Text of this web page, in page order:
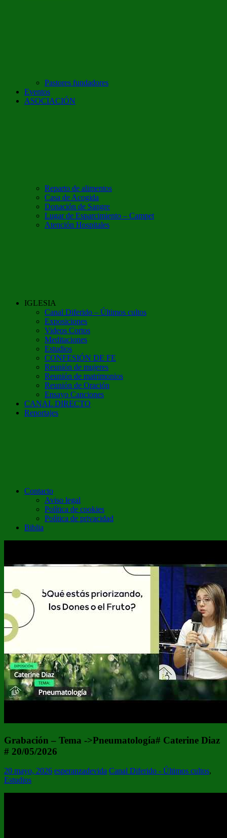
Pastores fundadores
Eventos
ASOCIACIÓN
Reparto de alimentos
Casa de Acogida
Donación de Sangre
Lugar de Esparcimiento – Campet
Atención Hospitales
IGLESIA
Canal Diferido – Últimos cultos
Exposiciones
Videos Cortos
Meditaciones
Estudios
CONFESIÓN DE FE
Reunión de mujeres
Reunión de matrimonios
Reunión de Oración
Ensayo Canciones
CANAL DIRECTO
Reportajes
Contacto
Aviso legal
Política de cookies
Política de privacidad
Biblia
Grabación – Tema ->Pneumatología# Caterine Diaz
# 20/05/2026
20 mayo, 2026 esperanzadevida Canal Diferido - Últimos cultos,
Estudios